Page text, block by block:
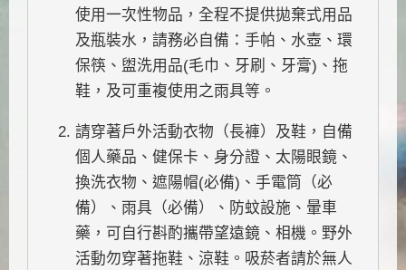
使用一次性物品，全程不提供拋棄式用品
及瓶裝水，請務必自備：手帕、水壺、環
保筷、盥洗用品(毛巾、牙刷、牙膏)、拖
鞋，及可重複使用之雨具等。
請穿著戶外活動衣物（長褲）及鞋，自備
個人藥品、健保卡、身分證、太陽眼鏡、
換洗衣物、遮陽帽(必備)、手電筒（必
備）、雨具（必備）、防蚊設施、暈車
藥，可自行斟酌攜帶望遠鏡、相機。野外
活動勿穿著拖鞋、涼鞋。吸菸者請於無人